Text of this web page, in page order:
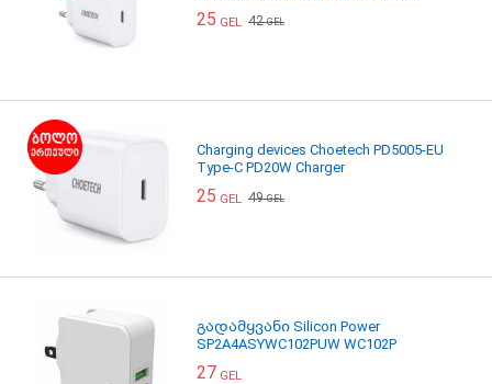
25 GEL 42GEL
Charging devices Choetech PD5005-EU
Type-C PD20W Charger
25 GEL 49GEL
გადამყვანი Silicon Power
SP2A4ASYWC102PUW WC102P
27 GEL